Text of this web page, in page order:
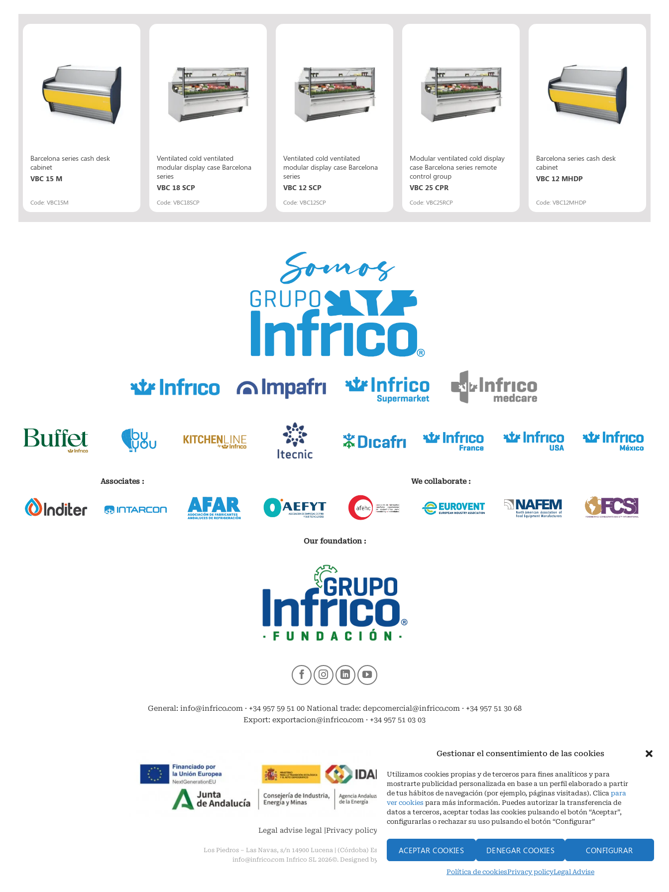
Gestionar el consentimiento de las cookies
Utilizamos cookies propias y de terceros para fines analíticos y para
mostrarte publicidad personalizada en base a un perfil elaborado a partir
de tus hábitos de navegación (por ejemplo, páginas visitadas). Clica para
ver cookies para más información. Puedes autorizar la transferencia de
datos a terceros, aceptar todas las cookies pulsando el botón “Aceptar”,
configurarlas o rechazar su uso pulsando el botón “Configurar”
ACEPTAR COOKIES DENEGAR COOKIES CONFIGURAR
Política de cookiesPrivacy policyLegal Advise
Barcelona series cash desk
cabinet
VBC 15 M
Code: VBC15M
Ventilated cold ventilated
modular display case Barcelona
series
VBC 18 SCP
Code: VBC18SCP
Ventilated cold ventilated
modular display case Barcelona
series
VBC 12 SCP
Code: VBC12SCP
Modular ventilated cold display
case Barcelona series remote
control group
VBC 25 CPR
Code: VBC25RCP
Barcelona series cash desk
cabinet
VBC 12 MHDP
Code: VBC12MHDP
Associates : We collaborate :
Our foundation :
General: info@infrico.com · +34 957 59 51 00 National trade: depcomercial@infrico.com · +34 957 51 30 68
Export: exportacion@infrico.com · +34 957 51 03 03
Legal advise legal Privacy policy
Los Piedros – Las Navas, s/n 14900 Lucena | (Córdoba) España Phone. + 34 957 51 30 68
info@infrico.com Infrico SL 2026©. Designed by
Babait Technology